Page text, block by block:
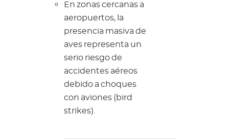
En zonas cercanas a
aeropuertos, la
presencia masiva de
aves representa un
serio riesgo de
accidentes aéreos
debido a choques
con aviones (bird
strikes).